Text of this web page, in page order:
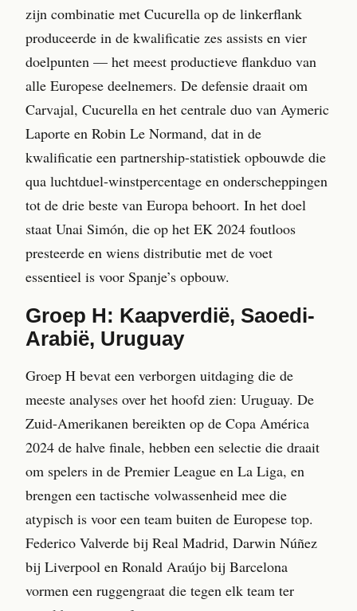
zijn combinatie met Cucurella op de linkerflank
produceerde in de kwalificatie zes assists en vier
doelpunten — het meest productieve flankduo van
alle Europese deelnemers. De defensie draait om
Carvajal, Cucurella en het centrale duo van Aymeric
Laporte en Robin Le Normand, dat in de
kwalificatie een partnership-statistiek opbouwde die
qua luchtduel-winstpercentage en onderscheppingen
tot de drie beste van Europa behoort. In het doel
staat Unai Simón, die op het EK 2024 foutloos
presteerde en wiens distributie met de voet
essentieel is voor Spanje’s opbouw.
Groep H: Kaapverdië, Saoedi-
Arabië, Uruguay
Groep H bevat een verborgen uitdaging die de
meeste analyses over het hoofd zien: Uruguay. De
Zuid-Amerikanen bereikten op de Copa América
2024 de halve finale, hebben een selectie die draait
om spelers in de Premier League en La Liga, en
brengen een tactische volwassenheid mee die
atypisch is voor een team buiten de Europese top.
Federico Valverde bij Real Madrid, Darwin Núñez
bij Liverpool en Ronald Araújo bij Barcelona
vormen een ruggengraat die tegen elk team ter